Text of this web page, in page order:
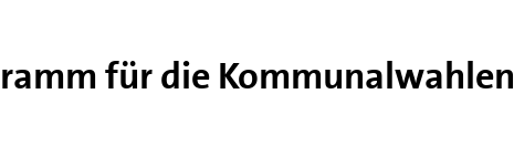
für die Kommunalwahlen